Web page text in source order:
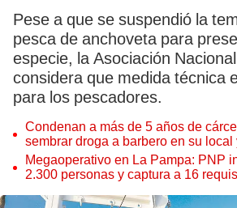
Pese a que se suspendió la
pesca de anchoveta para
especie, la Asociación
considera que medida técnica
para los pescadores.
Condenan a más de 5 años de
sembrar droga a barbero en su
Megaoperativo en La Pampa: PNP
2.300 personas y captura a 16